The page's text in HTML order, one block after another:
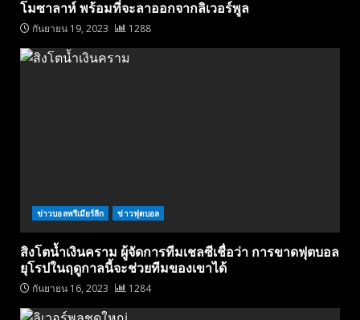
โมซาลาห์ พร้อมที่จะลาออกจากลิเวอร์พูล
กันยายน 19, 2023 1288
ข่าวบอลพรีเมียร์ลีก ข่าวฟุตบอล
สิงโตน้ำเงินคราม ผู้จัดการทีมเชลซีเชื่อว่า การขาดฟุตบอล
ยุโรปในฤดูกาลนี้จะช่วยทีมของเขาได้
กันยายน 16, 2023 1284